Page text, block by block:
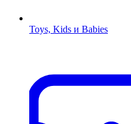
Toys, Kids и Babies